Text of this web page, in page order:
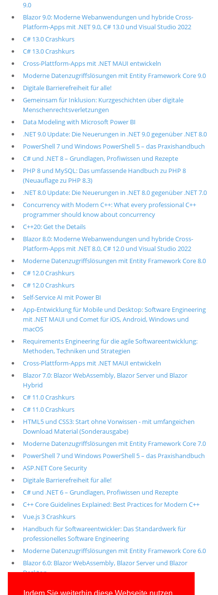
9.0
Blazor 9.0: Moderne Webanwendungen und hybride Cross-
Platform-Apps mit .NET 9.0, C# 13.0 und Visual Studio 2022
C# 13.0 Crashkurs
C# 13.0 Crashkurs
Cross-Plattform-Apps mit .NET MAUI entwickeln
Moderne Datenzugriffslösungen mit Entity Framework Core 9.0
Digitale Barrierefreiheit für alle!
Gemeinsam für Inklusion: Kurzgeschichten über digitale
Menschenrechtsverletzungen
Data Modeling with Microsoft Power BI
.NET 9.0 Update: Die Neuerungen in .NET 9.0 gegenüber .NET 8.0
PowerShell 7 und Windows PowerShell 5 – das Praxishandbuch
C# und .NET 8 – Grundlagen, Profiwissen und Rezepte
PHP 8 und MySQL: Das umfassende Handbuch zu PHP 8
(Neuauflage zu PHP 8.3)
.NET 8.0 Update: Die Neuerungen in .NET 8.0 gegenüber .NET 7.0
Concurrency with Modern C++: What every professional C++
programmer should know about concurrency
C++20: Get the Details
Blazor 8.0: Moderne Webanwendungen und hybride Cross-
Platform-Apps mit .NET 8.0, C# 12.0 und Visual Studio 2022
Moderne Datenzugriffslösungen mit Entity Framework Core 8.0
C# 12.0 Crashkurs
C# 12.0 Crashkurs
Self-Service AI mit Power BI
App-Entwicklung für Mobile und Desktop: Software Engineering
mit .NET MAUI und Comet für iOS, Android, Windows und
macOS
Requirements Engineering für die agile Softwareentwicklung:
Methoden, Techniken und Strategien
Cross-Plattform-Apps mit .NET MAUI entwickeln
Blazor 7.0: Blazor WebAssembly, Blazor Server und Blazor
Hybrid
C# 11.0 Crashkurs
C# 11.0 Crashkurs
HTML5 und CSS3: Start ohne Vorwissen - mit umfangeichen
Download Material (Sonderausgabe)
Moderne Datenzugriffslösungen mit Entity Framework Core 7.0
PowerShell 7 und Windows PowerShell 5 – das Praxishandbuch
ASP.NET Core Security
Digitale Barrierefreiheit für alle!
C# und .NET 6 – Grundlagen, Profiwissen und Rezepte
C++ Core Guidelines Explained: Best Practices for Modern C++
Vue.js 3 Crashkurs
Handbuch für Softwareentwickler: Das Standardwerk für
professionelles Software Engineering
Moderne Datenzugriffslösungen mit Entity Framework Core 6.0
Blazor 6.0: Blazor WebAssembly, Blazor Server und Blazor
Desktop
Alle unsere aktuellen Fachbücher